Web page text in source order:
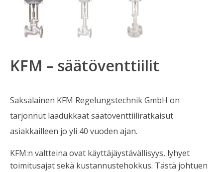
KFM – säätöventtiilit
Saksalainen KFM Regelungstechnik GmbH on
tarjonnut laadukkaat säätöventtiiliratkaisut
asiakkailleen jo yli 40 vuoden ajan.
KFM:n valtteina ovat käyttäjäystävällisyys, lyhyet
toimitusajat sekä kustannustehokkus. Tästä johtuen